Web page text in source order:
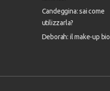
Candeggina: sai come
utilizzarla?
Deborah: il make-up bio